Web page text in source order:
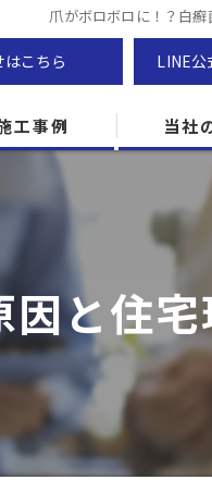
爪がボロボロに！？白
こちら LINE公
工事例 当社
防カビ
カビ専門
ZEH住宅
カビ検査
と住